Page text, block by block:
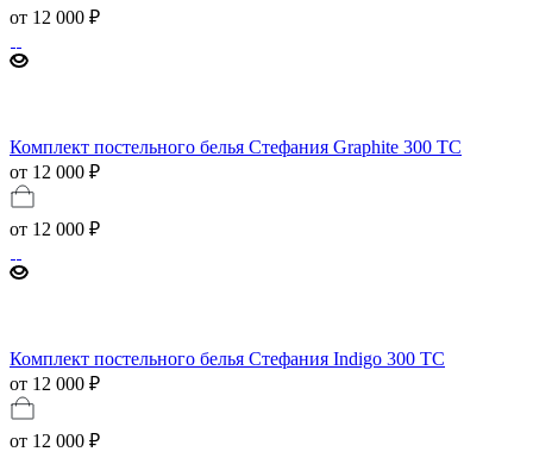
от 12 000 ₽
Комплект постельного белья Стефания Graphite 300 ТС
от 12 000 ₽
от 12 000 ₽
Комплект постельного белья Стефания Indigo 300 ТС
от 12 000 ₽
от 12 000 ₽